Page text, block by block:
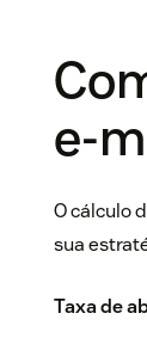
e-
O cálculo
sua
Taxa de